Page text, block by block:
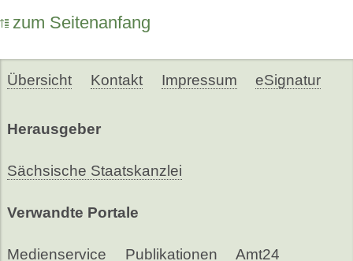
zum Seitenanfang
Übersicht Kontakt Impressum eSignatur
Herausgeber
Sächsische Staatskanzlei
Verwandte Portale
Medienservice Publikationen Amt24